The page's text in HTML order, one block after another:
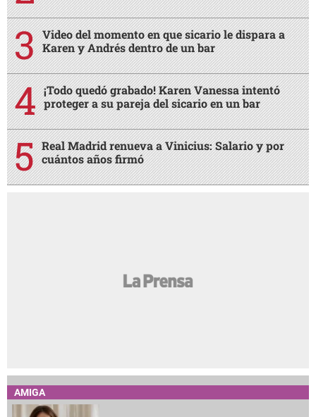
Video del momento en que sicario le dispara a
Karen y Andrés dentro de un bar
¡Todo quedó grabado! Karen Vanessa intentó
proteger a su pareja del sicario en un bar
Real Madrid renueva a Vinicius: Salario y por
cuántos años firmó
AMIGA